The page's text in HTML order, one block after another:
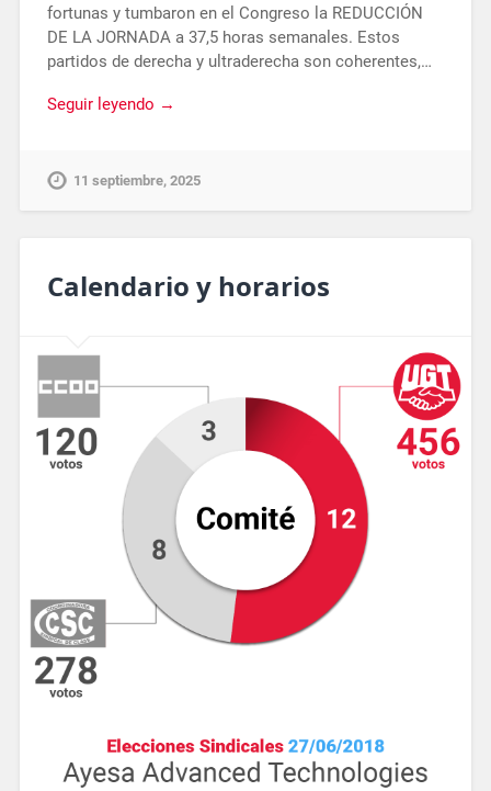
fortunas y tumbaron en el Congreso la REDUCCIÓN
DE LA JORNADA a 37,5 horas semanales. Estos
partidos de derecha y ultraderecha son coherentes,…
Seguir leyendo →
11 septiembre, 2025
Calendario y horarios